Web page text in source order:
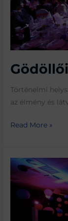
Történelmi
az élmény és
Read More »
Lurdy